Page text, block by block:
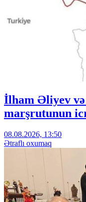
İlham Əliyev
marşrutunun
08.08.2026, 13:50
Ətraflı oxumaq